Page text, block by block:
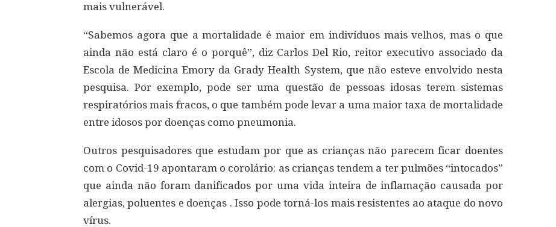
mais vulnerável.
“Sabemos agora que a mortalidade é maior em indivíduos mais velhos, mas o que
ainda não está claro é o porquê”, diz Carlos Del Rio, reitor executivo associado da
Escola de Medicina Emory da Grady Health System, que não esteve envolvido nesta
pesquisa. Por exemplo, pode ser uma questão de pessoas idosas terem sistemas
respiratórios mais fracos, o que também pode levar a uma maior taxa de mortalidade
entre idosos por doenças como pneumonia.
Outros pesquisadores que estudam por que as crianças não parecem ficar doentes
com o Covid-19 apontaram o corolário: as crianças tendem a ter pulmões “intocados”
que ainda não foram danificados por uma vida inteira de inflamação causada por
alergias, poluentes e doenças . Isso pode torná-los mais resistentes ao ataque do novo
vírus.